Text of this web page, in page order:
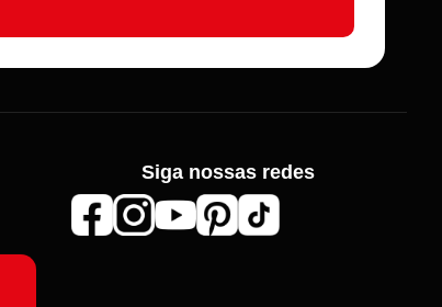
Roma Aviamentos
Siga nossas redes